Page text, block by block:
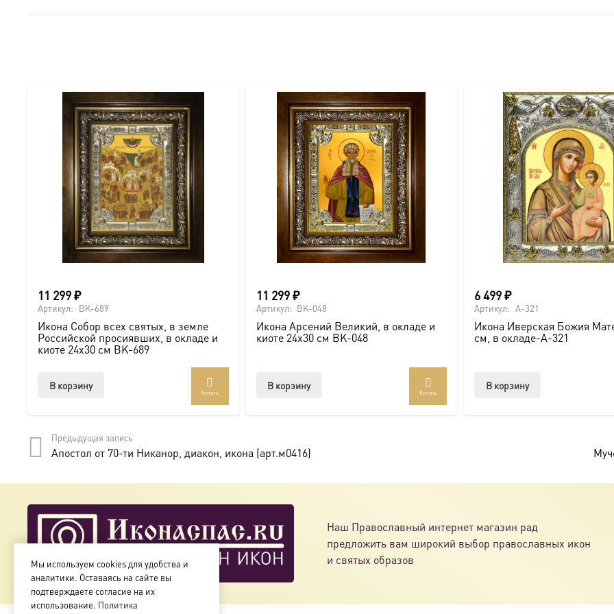
Эта икона станет прекрасным духовным подарком:
● На день Ангела (именины) — в честь небесного покровителя.
● На Крещение ребенка или взрослого.
● На день рождения как символ защиты и заступничества.
● На венчание или годовщину брака (для парных икон или образов покровителей семьи).
● На новоселье для освящения домашнего очага.
Доставка и заказ:
Мы предлагаем купить икону в Москве с доставкой по России. Также можно заказать икону в окладе и киоте.
Доступна в стандартных размерах или может быть изготовлена под заказ по вашим размерам.
Подписывайтесь на нашу группу ВКонтакте:
11 299₽
Артикул: BK-689
Икона Собор всех святых, в земле
Российской просиявших, в окладе и
киоте 24х30 см BK-689
В корзину
Купить
11 299₽
Артикул: BK-048
Икона Арсений Великий, в окладе и
киоте 24х30 см BK-048
В корзину
Купить
6 499₽
Артикул: A-321
Икона Иверская Божия
см, в окладе-A-321
В корзину
Предыдущая запись
Апостол от 70-ти Никанор, диакон, икона (арт.м0416)
Наш Православный интернет магазин рад
предложить вам широкий выбор православных икон
и святых образов
Мы используем cookies для удобства и
аналитики. Оставаясь на сайте вы
подтверждаете согласие на их
использование. Политика